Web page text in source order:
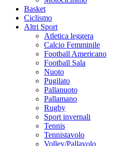
Basket
Ciclismo
Altri Sport
Atletica leggera
Calcio Femminile
Football Americano
Football Sala
Nuoto
Pugilato
Pallanuoto
Pallamano
Rugby
Sport invernali
Tennis
Tennistavolo
Volley/Pallavolo